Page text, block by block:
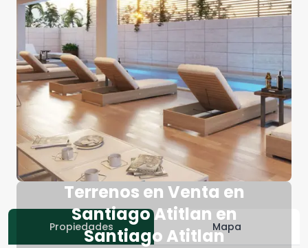
Terrenos en Venta en
Santiago Atitlan en
Santiago Atitlan
Propiedades Mapa